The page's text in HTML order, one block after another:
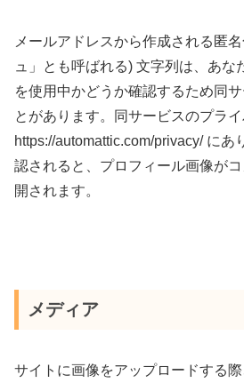
メールアドレスから作成される匿
ュ」とも呼ばれる) 文字列は、あな
を使用中かどうか確認するため同
とがあります。同サービスのプラ
https://automattic.com/privacy/ にあ
認されると、プロフィール画像が
開されます。
メディア
サイトに画像をアップロードする